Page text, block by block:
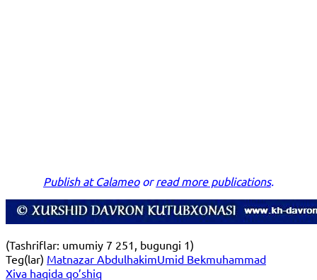
Publish at Calameoorread more publications.
(Tashriflar: umumiy 7 251, bugungi 1)
Teg(lar) Matnazar AbdulhakimUmid Bekmuhammad
Xiva haqida qo’shiq